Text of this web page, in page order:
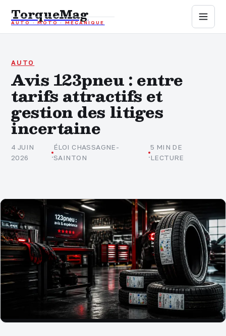
TorqueMag
AUTO · MOTO · MÉCANIQUE
Auto
Mécanique
Sports mécaniques
Assurance
AUTO
Avis 123pneu : entre
tarifs attractifs et
gestion des litiges
incertaine
4 JUIN
2026
·
ÉLOI CHASSAGNE-
SAINTON
·
5 MIN DE
LECTURE